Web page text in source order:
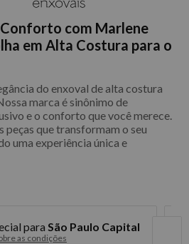
Conforto com Marlene
em Alta Costura para o
do enxoval de alta costura
marca é sinônimo de
e o conforto que você merece.
peças que transformam o seu
uma experiência única e
para São Paulo Capital
as condições